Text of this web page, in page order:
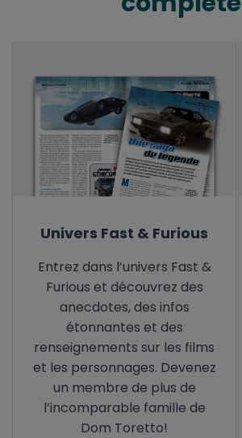
Univers Fast & Furious
Entrez dans l’univers Fast &
Furious et découvrez des
anecdotes, des infos
étonnantes et des
renseignements sur les films
et les personnages. Devenez
un membre de plus de
l’incomparable famille de
Dom Toretto!